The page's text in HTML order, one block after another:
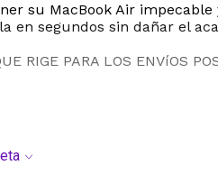
su MacBook Air
segundos sin dañar el
RIGE PARA LOS ENVíOS